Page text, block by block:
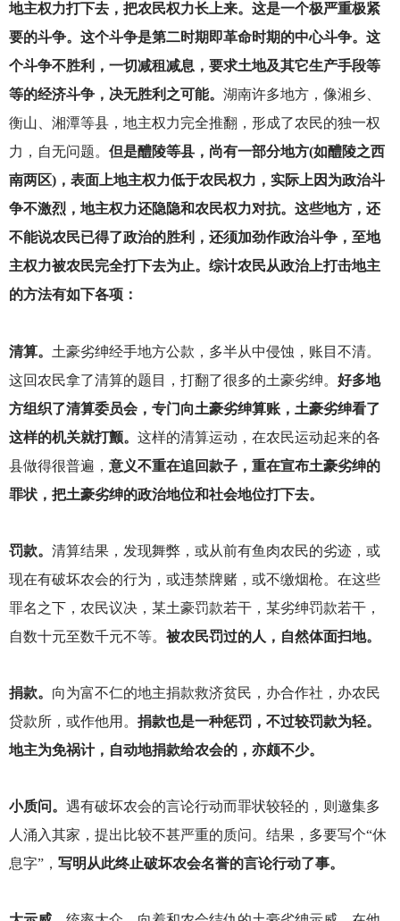
地主权力打下去，把农民权力长上来。这是一个极严重极紧
要的斗争。这个斗争是第二时期即革命时期的中心斗争。这
个斗争不胜利，一切减租减息，要求土地及其它生产手段等
等的经济斗争，决无胜利之可能。 湖南许多地方，像湘乡、
衡山、湘潭等县，地主权力完全推翻，形成了农民的独一权
力，自无问题。 但是醴陵等县，尚有一部分地方(如醴陵之西
南两区)，表面上地主权力低于农民权力，实际上因为政治斗
争不激烈，地主权力还隐隐和农民权力对抗。这些地方，还
不能说农民已得了政治的胜利，还须加劲作政治斗争，至地
主权力被农民完全打下去为止。综计农民从政治上打击地主
的方法有如下各项：
清算。 土豪劣绅经手地方公款，多半从中侵蚀，账目不清。
这回农民拿了清算的题目，打翻了很多的土豪劣绅。 好多地
方组织了清算委员会，专门向土豪劣绅算账，土豪劣绅看了
这样的机关就打颤。 这样的清算运动，在农民运动起来的各
县做得很普遍， 意义不重在追回款子，重在宣布土豪劣绅的
罪状，把土豪劣绅的政治地位和社会地位打下去。
罚款。 清算结果，发现舞弊，或从前有鱼肉农民的劣迹，或
现在有破坏农会的行为，或违禁牌赌，或不缴烟枪。在这些
罪名之下，农民议决，某土豪罚款若干，某劣绅罚款若干，
自数十元至数千元不等。 被农民罚过的人，自然体面扫地。
捐款。 向为富不仁的地主捐款救济贫民，办合作社，办农民
贷款所，或作他用。 捐款也是一种惩罚，不过较罚款为轻。
地主为免祸计，自动地捐款给农会的，亦颇不少。
小质问。 遇有破坏农会的言论行动而罪状较轻的，则邀集多
人涌入其家，提出比较不甚严重的质问。结果，多要写个“休
息字”， 写明从此终止破坏农会名誉的言论行动了事。